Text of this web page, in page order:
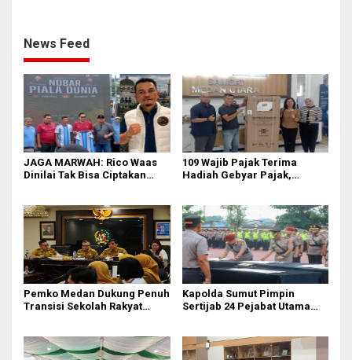
News Feed
JAGA MARWAH: Rico Waas
Dinilai Tak Bisa Ciptakan
109 Wajib Pajak Terima
Hadiah Gebyar Pajak,
Waktu
Pemko Medan Dukung Penuh
Transisi Sekolah Rakyat
Kapolda Sumut Pimpin
Sertijab 24 Pejabat Utama